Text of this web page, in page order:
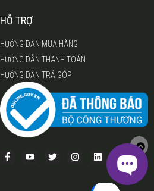
HỖ TRỢ
HƯỚNG DẪN MUA HÀNG
HƯỚNG DẪN THANH TOÁN
HƯỚNG DẪN TRẢ GÓP